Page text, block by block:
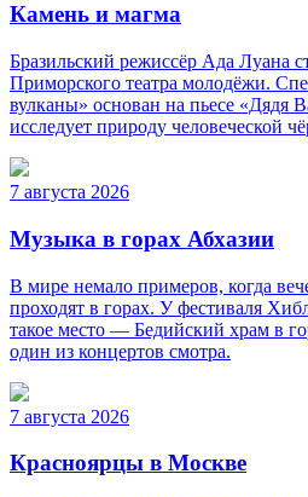
Камень и магма
Бразильский режиссёр Ада Луана
Приморского театра молодёжи.
вулканы» основан на пьесе «Дядя
исследует природу человеческой
7 августа 2026
Музыка в горах Абхазии
В мире немало примеров, когда
проходят в горах. У фестиваля
такое место — Бедийский храм в
один из концертов смотра.
7 августа 2026
Красноярцы в Москве